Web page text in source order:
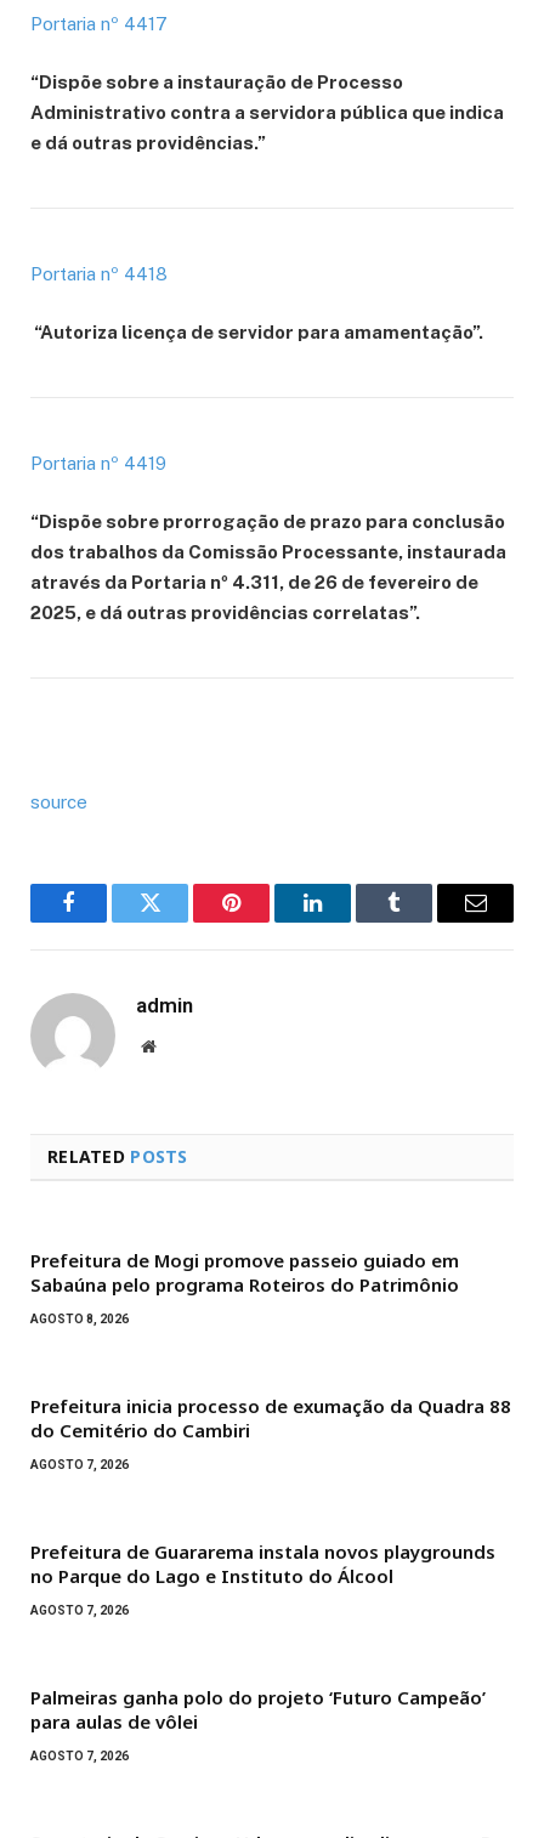
Portaria nº 4417
“Dispõe sobre a instauração de Processo
Administrativo contra a servidora pública que indica
e dá outras providências.”
Portaria nº 4418
“Autoriza licença de servidor para amamentação”.
Portaria nº 4419
“Dispõe sobre prorrogação de prazo para conclusão
dos trabalhos da Comissão Processante, instaurada
através da Portaria nº 4.311, de 26 de fevereiro de
2025, e dá outras providências correlatas”.
source
FacebookTwitter Pinterest LinkedInTumblr Email
admin
Website
RELATED POSTS
Prefeitura de Mogi promove passeio guiado em
Sabaúna pelo programa Roteiros do Patrimônio
AGOSTO 8, 2026
Prefeitura inicia processo de exumação da Quadra 88
do Cemitério do Cambiri
AGOSTO 7, 2026
Prefeitura de Guararema instala novos playgrounds
no Parque do Lago e Instituto do Álcool
AGOSTO 7, 2026
Palmeiras ganha polo do projeto ‘Futuro Campeão’
para aulas de vôlei
AGOSTO 7, 2026